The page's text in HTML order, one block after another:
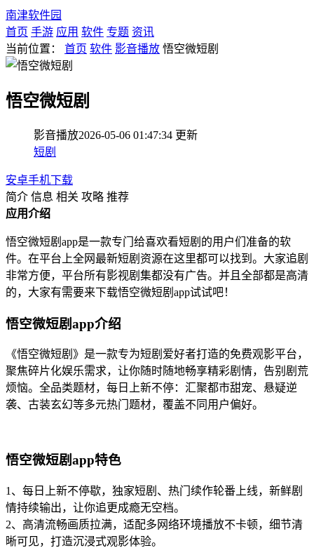
南津软件园
首页 手游 应用 软件 专题 资讯
当前位置： 首页 软件 影音播放 悟空微短剧
悟空微短剧
影音播放2026-05-06 01:47:34 更新
短剧
安卓手机下载
简介 信息 相关 攻略 推荐
应用介绍
悟空微短剧app是一款专门给喜欢看短剧的用户们准备的软
件。在平台上全网最新短剧资源在这里都可以找到。大家追剧
非常方便，平台所有影视剧集都没有广告。并且全部都是高清
的，大家有需要来下载悟空微短剧app试试吧！
悟空微短剧app介绍
《悟空微短剧》是一款专为短剧爱好者打造的免费观影平台，
聚焦碎片化娱乐需求，让你随时随地畅享精彩剧情，告别剧荒
烦恼。全品类题材，每日上新不停：汇聚都市甜宠、悬疑逆
袭、古装玄幻等多元热门题材，覆盖不同用户偏好。
悟空微短剧app特色
1、每日上新不停歇，独家短剧、热门续作轮番上线，新鲜剧
情持续输出，让你追更成瘾无空档。
2、高清流畅画质拉满，适配多网络环境播放不卡顿，细节清
晰可见，打造沉浸式观影体验。